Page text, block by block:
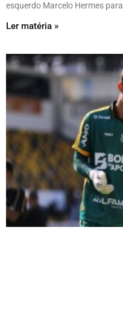
esquerdo Marcelo Hermes para
Ler matéria »